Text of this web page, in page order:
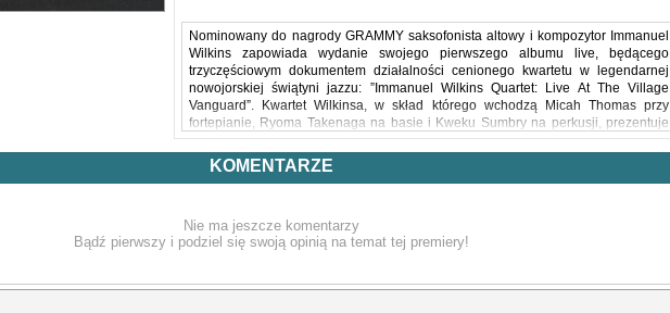
Nominowany do nagrody GRAMMY saksofonista altowy i kompozytor Immanuel
Wilkins zapowiada wydanie swojego pierwszego albumu live, będącego
trzyczęściowym dokumentem działalności cenionego kwartetu w legendarnej
nowojorskiej świątyni jazzu: ”Immanuel Wilkins Quartet: Live At The Village
Vanguard”. Kwartet Wilkinsa, w skład którego wchodzą Micah Thomas przy
fortepianie, Ryoma Takenaga na basie i Kweku Sumbry na perkusji, prezentuje
oryginalne kompozycje Wilkinsa w sali przesyconej historią jazzu, sprawiając, że
nazwisko Wilkinsa pojawia się na liście jazzowych gigantów takich jak John
Coltrane, Sonny Rollins, Joe Henderson czy Bill Evans, którzy nagrywali
Tracklisting:
KOMENTARZE
Nie ma jeszcze komentarzy
Bądź pierwszy i podziel się swoją opinią na temat tej premiery!